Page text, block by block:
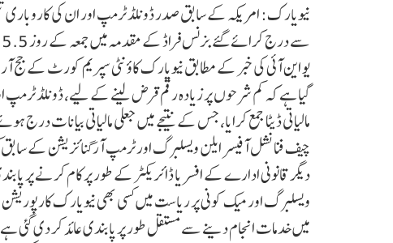
نیویارک: امریکہ کے سابق صدر ڈونلڈ ٹرمپ اور ان کی کاروباری
یو این آئی کی خبر کے مطابق نیویارک کاؤنٹی سپریم کورٹ کے جج
گیا ہے کہ کم شرحوں پر زیادہ رقم قرض لینے کے لیے، ڈونلڈ
مالیاتی ڈیٹا جمع کرایا، جس کے نتیجے میں جعلی مالیاتی بیانات
چیف فنانشل آفیسر ایلن ویسلبرگ اور ٹرمپ آرگنائزیشن کے سابق
دیگر قانونی ادارے کے افسر یا ڈائریکٹر کے طور پر کام کرنے پر
ویسلبرگ اور میک کونی پر ریاست میں کسی بھی نیویارک
میں خدمات انجام دینے سے مستقل طور پر پابندی عائد کر دی